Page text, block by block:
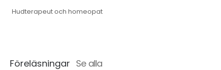
Hudterapeut och homeopat
Föreläsningar Se alla